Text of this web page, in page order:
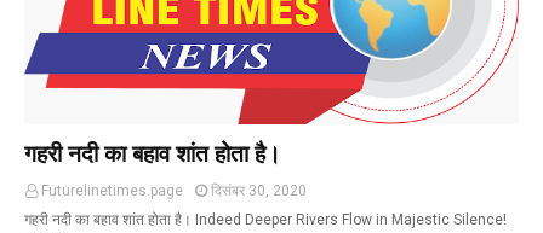
गहरी नदी का बहाव शांत होता है।
Futurelinetimes.page
दिसंबर 30, 2020
गहरी नदी का बहाव शांत होता है। Indeed Deeper Rivers Flow in Majestic Silence!